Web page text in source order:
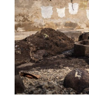
BLOGS
DEBAT
LÆSER
TIL
LÆSER
NAVNE